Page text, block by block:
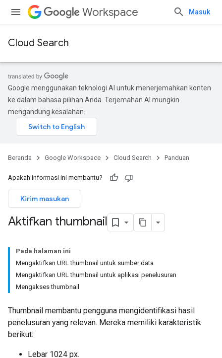
Workspace Masuk
Cloud Search
Google menggunakan teknologi AI untuk menerjemahkan konten
ke dalam bahasa pilihan Anda. Terjemahan AI mungkin
mengandung kesalahan.
Beranda Google Workspace Cloud Search Panduan
Apakah informasi ini membantu?
Kirim masukan
Aktifkan thumbnail
Pada halaman ini
Mengaktifkan URL thumbnail untuk sumber data
Mengaktifkan URL thumbnail untuk aplikasi penelusuran
Mengakses thumbnail
Thumbnail membantu pengguna mengidentifikasi hasil
penelusuran yang relevan. Mereka memiliki karakteristik
berikut:
Lebar 1024 px.